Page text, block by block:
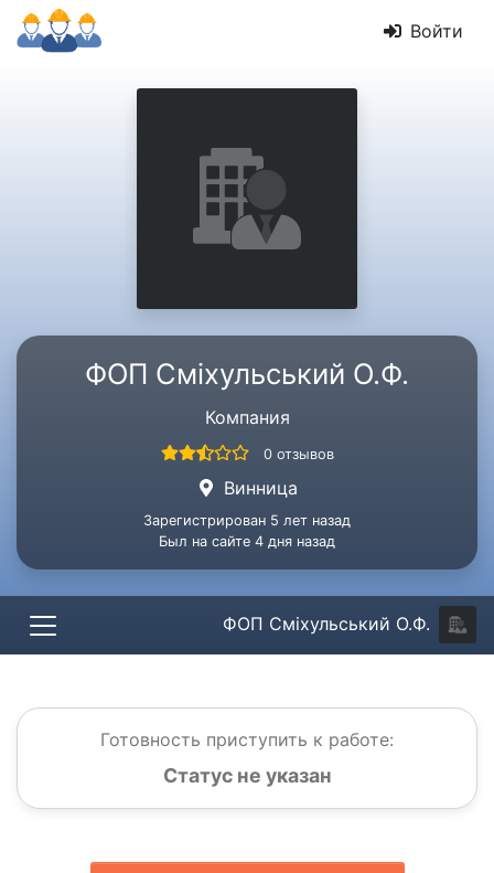
Войти
ФОП Сміхульський О.Ф.
Компания
0 отзывов
Винница
Зарегистрирован 5 лет назад
Был на сайте 4 дня назад
ФОП Сміхульський О.Ф.
Готовность приступить к работе:
Статус не указан